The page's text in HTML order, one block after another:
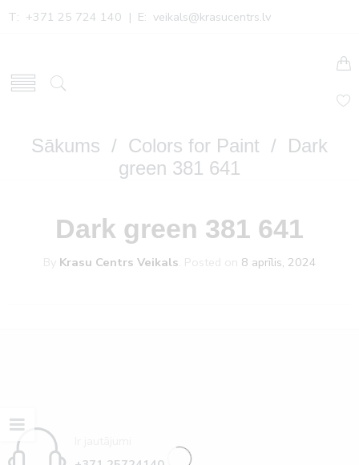
T: +371 25 724 140 | E: veikals@krasucentrs.lv
Sākums / Colors for Paint / Dark
green 381 641
Dark green 381 641
By Krasu Centrs Veikals Posted on 8 aprīlis, 2024